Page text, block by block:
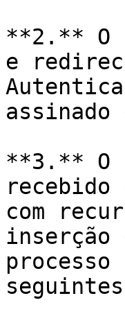
**2.** O
e
**3.** O
com
inserção